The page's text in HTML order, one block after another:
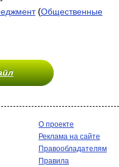
(Общественные
О проекте
Реклама на сайте
Правообладателям
Правила